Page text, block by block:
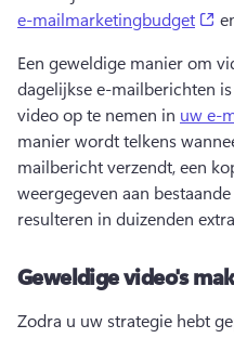
e-mailmarketingbudget
Een geweldige manier om
dagelijkse e-mailberichten
video op te nemen in uw e-
manier wordt telkens
mailbericht verzendt, een
weergegeven aan
resulteren in duizenden
Geweldige video's
Zodra u uw strategie hebt